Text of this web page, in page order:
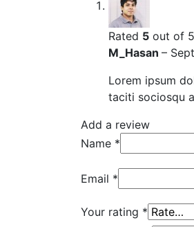
Rated 5 out of 5
M_Hasan –
Lorem ipsum
taciti sociosqu
Add a review
Name *
Email *
Your rating *